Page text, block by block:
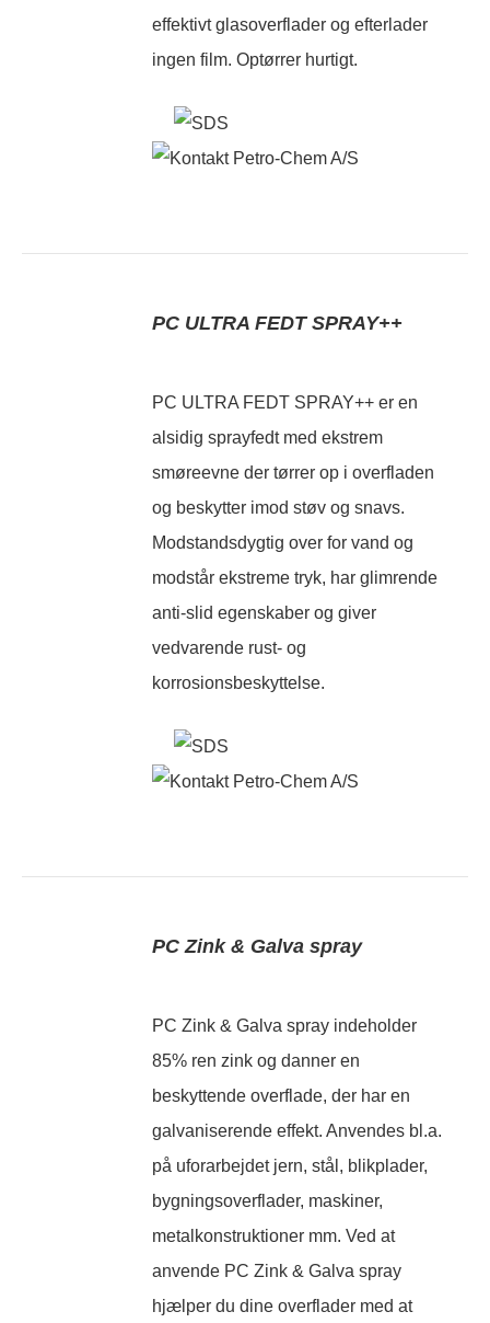
effektivt glasoverflader og efterlader
ingen film. Optørrer hurtigt.
PC ULTRA FEDT SPRAY++
PC ULTRA FEDT SPRAY++ er en
alsidig sprayfedt med ekstrem
smøreevne der tørrer op i overfladen
og beskytter imod støv og snavs.
Modstandsdygtig over for vand og
modstår ekstreme tryk, har glimrende
anti-slid egenskaber og giver
vedvarende rust- og
korrosionsbeskyttelse.
PC Zink & Galva spray
PC Zink & Galva spray indeholder
85% ren zink og danner en
beskyttende overflade, der har en
galvaniserende effekt. Anvendes bl.a.
på uforarbejdet jern, stål, blikplader,
bygningsoverflader, maskiner,
metalkonstruktioner mm. Ved at
anvende PC Zink & Galva spray
hjælper du dine overflader med at